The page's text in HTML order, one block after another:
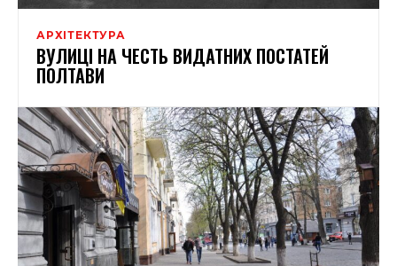
АРХІТЕКТУРА
ВУЛИЦІ НА ЧЕСТЬ ВИДАТНИХ ПОСТАТЕЙ
ПОЛТАВИ